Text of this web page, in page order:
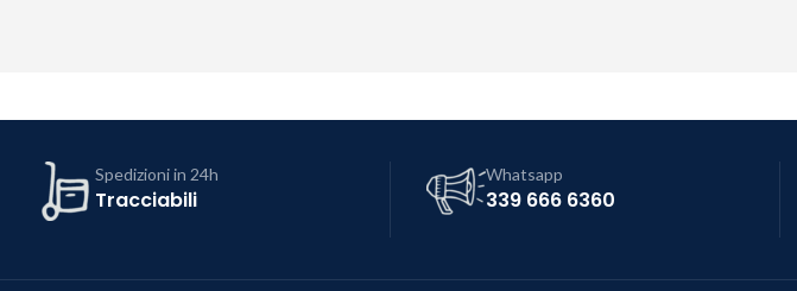
Spedizioni in 24h
Tracciabili
Whatsapp
339 666 6360